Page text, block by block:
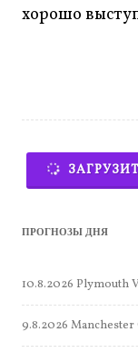
хорошо
ПРОГНОЗЫ ДНЯ
10.8.2026 Plymouth
9.8.2026